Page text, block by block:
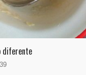
diferente
39